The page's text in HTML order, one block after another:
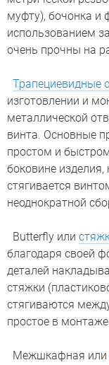
муфту), бочонка и
использованием
очень прочны на
Трапециевидные
изготовлении и
металлической
винта. Основные
простом и
боковине изделия,
стягивается
неоднократной
Butterfly или
благодаря своей
деталей
стяжки
стягиваются
простое в
Межшкафная или